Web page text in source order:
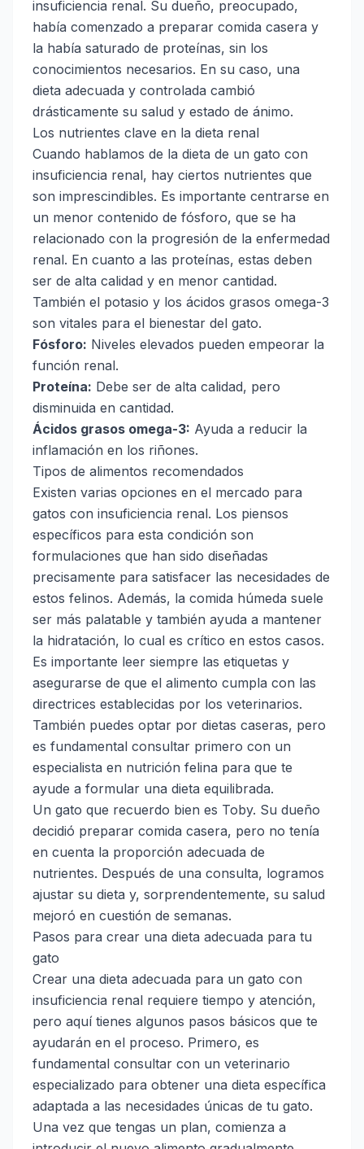
insuficiencia renal. Su dueño, preocupado,
había comenzado a preparar comida casera y
la había saturado de proteínas, sin los
conocimientos necesarios. En su caso, una
dieta adecuada y controlada cambió
drásticamente su salud y estado de ánimo.
Los nutrientes clave en la dieta renal
Cuando hablamos de la dieta de un gato con
insuficiencia renal, hay ciertos nutrientes que
son imprescindibles. Es importante centrarse en
un menor contenido de fósforo, que se ha
relacionado con la progresión de la enfermedad
renal. En cuanto a las proteínas, estas deben
ser de alta calidad y en menor cantidad.
También el potasio y los ácidos grasos omega-3
son vitales para el bienestar del gato.
Fósforo: Niveles elevados pueden empeorar la
función renal.
Proteína: Debe ser de alta calidad, pero
disminuida en cantidad.
Ácidos grasos omega-3: Ayuda a reducir la
inflamación en los riñones.
Tipos de alimentos recomendados
Existen varias opciones en el mercado para
gatos con insuficiencia renal. Los piensos
específicos para esta condición son
formulaciones que han sido diseñadas
precisamente para satisfacer las necesidades de
estos felinos. Además, la comida húmeda suele
ser más palatable y también ayuda a mantener
la hidratación, lo cual es crítico en estos casos.
Es importante leer siempre las etiquetas y
asegurarse de que el alimento cumpla con las
directrices establecidas por los veterinarios.
También puedes optar por dietas caseras, pero
es fundamental consultar primero con un
especialista en nutrición felina para que te
ayude a formular una dieta equilibrada.
Un gato que recuerdo bien es Toby. Su dueño
decidió preparar comida casera, pero no tenía
en cuenta la proporción adecuada de
nutrientes. Después de una consulta, logramos
ajustar su dieta y, sorprendentemente, su salud
mejoró en cuestión de semanas.
Pasos para crear una dieta adecuada para tu
gato
Crear una dieta adecuada para un gato con
insuficiencia renal requiere tiempo y atención,
pero aquí tienes algunos pasos básicos que te
ayudarán en el proceso. Primero, es
fundamental consultar con un veterinario
especializado para obtener una dieta específica
adaptada a las necesidades únicas de tu gato.
Una vez que tengas un plan, comienza a